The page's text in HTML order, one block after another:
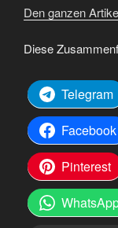
Den ganzen
Diese
Telegram
Facebook
Pinterest